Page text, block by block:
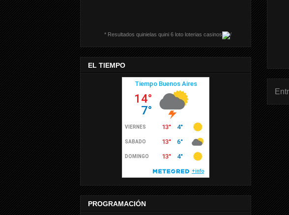
* Resultados quinielas quini 6 loto loterias casinos
EL TIEMPO
PROGRAMACIÓN